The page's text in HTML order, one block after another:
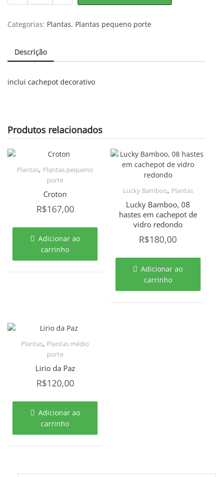
Jorge
Categorias: Plantas, Plantas pequeno porte
Descrição
inclui cachepot decorativo
Produtos relacionados
Plantas, Plantas pequeno
porte
Croton
R$167,00
Adicionar ao
carrinho
Lucky Bamboo, Plantas
Lucky Bamboo, 08
hastes em cachepot de
vidro redondo
R$180,00
Adicionar ao
carrinho
Plantas, Plantas médio
porte
Lirio da Paz
R$120,00
Adicionar ao
carrinho